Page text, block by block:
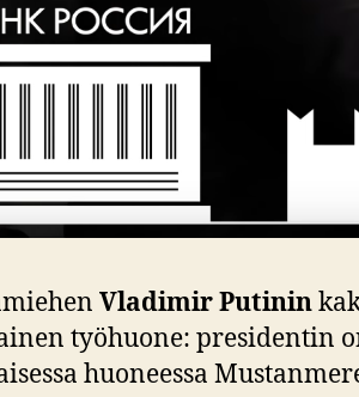
Vladimir Putinin
työhuone: presidentin
huoneessa